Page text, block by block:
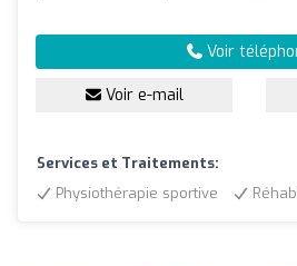
Voir
Voir e-mail
Services et Traitements:
Physiothérapie sportive